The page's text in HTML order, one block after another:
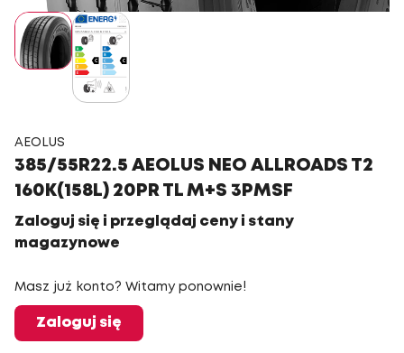
AEOLUS
385/55R22.5 AEOLUS NEO ALLROADS T2
160K(158L) 20PR TL M+S 3PMSF
Zaloguj się i przeglądaj ceny i stany
magazynowe
Masz już konto? Witamy ponownie!
Zaloguj się